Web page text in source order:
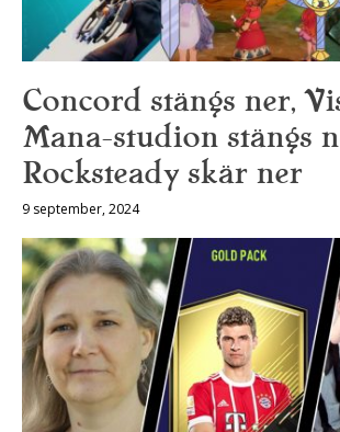
Concord stängs ner,
Mana-studion stängs
Rocksteady skär ner
9 september, 2024